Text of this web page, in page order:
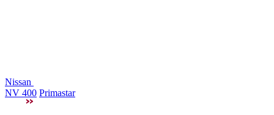
Nissan
NV 400 Primastar